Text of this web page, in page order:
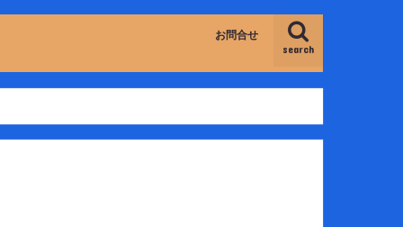
search
お問合せ